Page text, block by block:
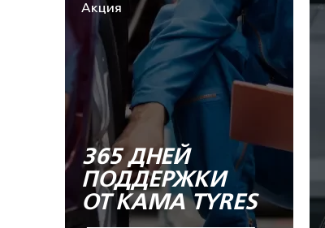
Акция
365 ДНЕЙ
ПОДДЕРЖКИ
ОТ KAMA TYRES